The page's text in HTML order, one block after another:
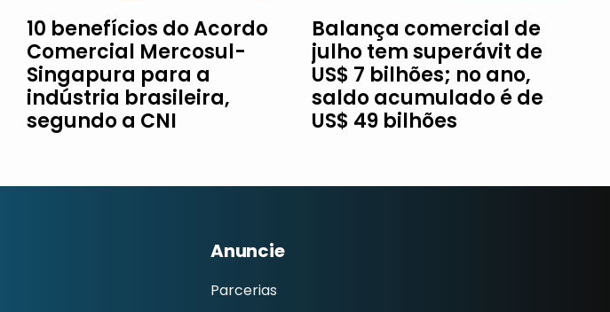
10 benefícios do Acordo
Comercial Mercosul-
Singapura para a
indústria brasileira,
segundo a CNI
Balança comercial de
julho tem superávit de
US$ 7 bilhões; no ano,
saldo acumulado é de
US$ 49 bilhões
Anuncie
Parcerias